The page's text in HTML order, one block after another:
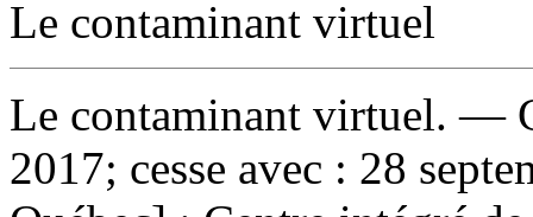
Le contaminant virtuel
Le contaminant virtuel. —
2017; cesse avec : 28